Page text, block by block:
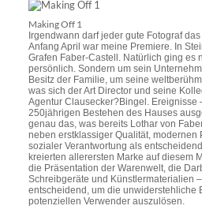
Making Off 1
Irgendwann darf jeder gute Fotograf
Anfang April war meine Premiere. In
Grafen Faber-Castell. Natürlich ging es
persönlich. Sondern um sein
Besitz der Familie, um seine
was sich der Art Director und seine
Agentur Clausecker?Bingel. Ereignisse
250jährigen Bestehen des Hauses
genau das, was bereits Lothar von
neben erstklassiger Qualität, modernen
sozialer Verantwortung als
kreierten allerersten Marke auf diesem
die Präsentation der Warenwelt, die
Schreibgeräte und Künstlermaterialien
entscheidend, um die unwiderstehliche
potenziellen Verwender auszulösen.